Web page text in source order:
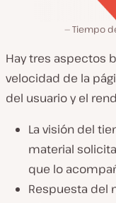
Tiempo
Hay tres aspectos
velocidad de la
del usuario y el
La visión del
material
que lo
Respuesta del